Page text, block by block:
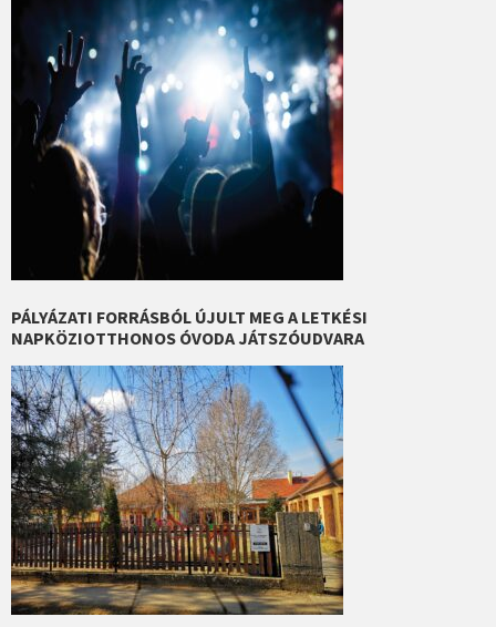
PÁLYÁZATI FORRÁSBÓL ÚJULT MEG A LETKÉSI
NAPKÖZIOTTHONOS ÓVODA JÁTSZÓUDVARA